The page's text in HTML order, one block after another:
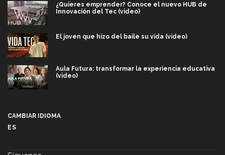
¿Quieres emprender? Conoce el nuevo HUB de
Innovación del Tec (video)
El joven que hizo del baile su vida (video)
Aula Futura: transformar la experiencia educativa
(video)
CAMBIAR IDIOMA
ES